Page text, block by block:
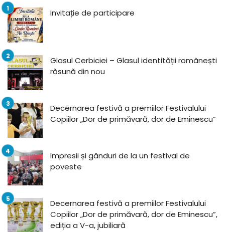
Invitație de participare
Glasul Cerbiciei – Glasul identității românești
răsună din nou
Decernarea festivă a premiilor Festivalului
Copiilor „Dor de primăvară, dor de Eminescu”
Impresii și gânduri de la un festival de
poveste
Decernarea festivă a premiilor Festivalului
Copiilor „Dor de primăvară, dor de Eminescu”,
ediția a V-a, jubiliară